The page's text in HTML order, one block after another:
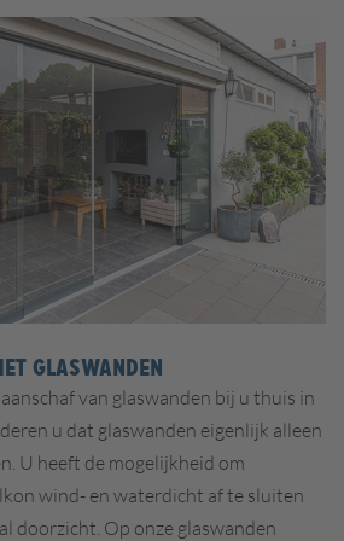
GLASWANDEN
van glaswanden bij u thuis in
u dat glaswanden eigenlijk alleen
U heeft de mogelijkheid om
wind- en waterdicht af te sluiten
doorzicht. Op onze glaswanden